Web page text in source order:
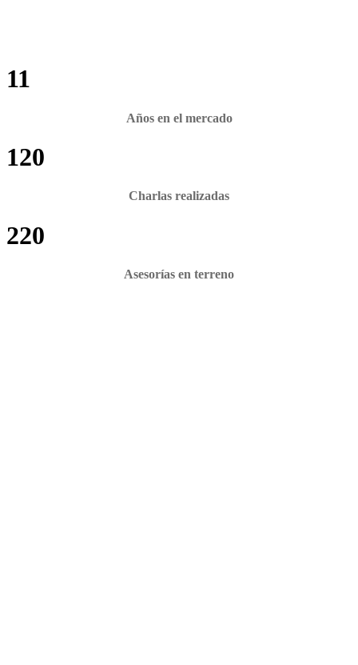
11
Años en el mercado
120
Charlas realizadas
220
Asesorías en terreno